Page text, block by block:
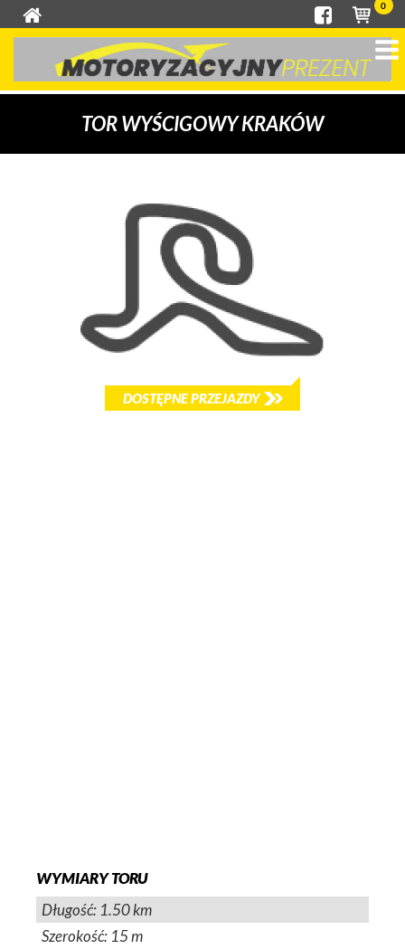
0
TOR WYŚCIGOWY KRAKÓW
DOSTĘPNE PRZEJAZDY
WYMIARY TORU
Długość: 1.50 km
Szerokość: 15 m